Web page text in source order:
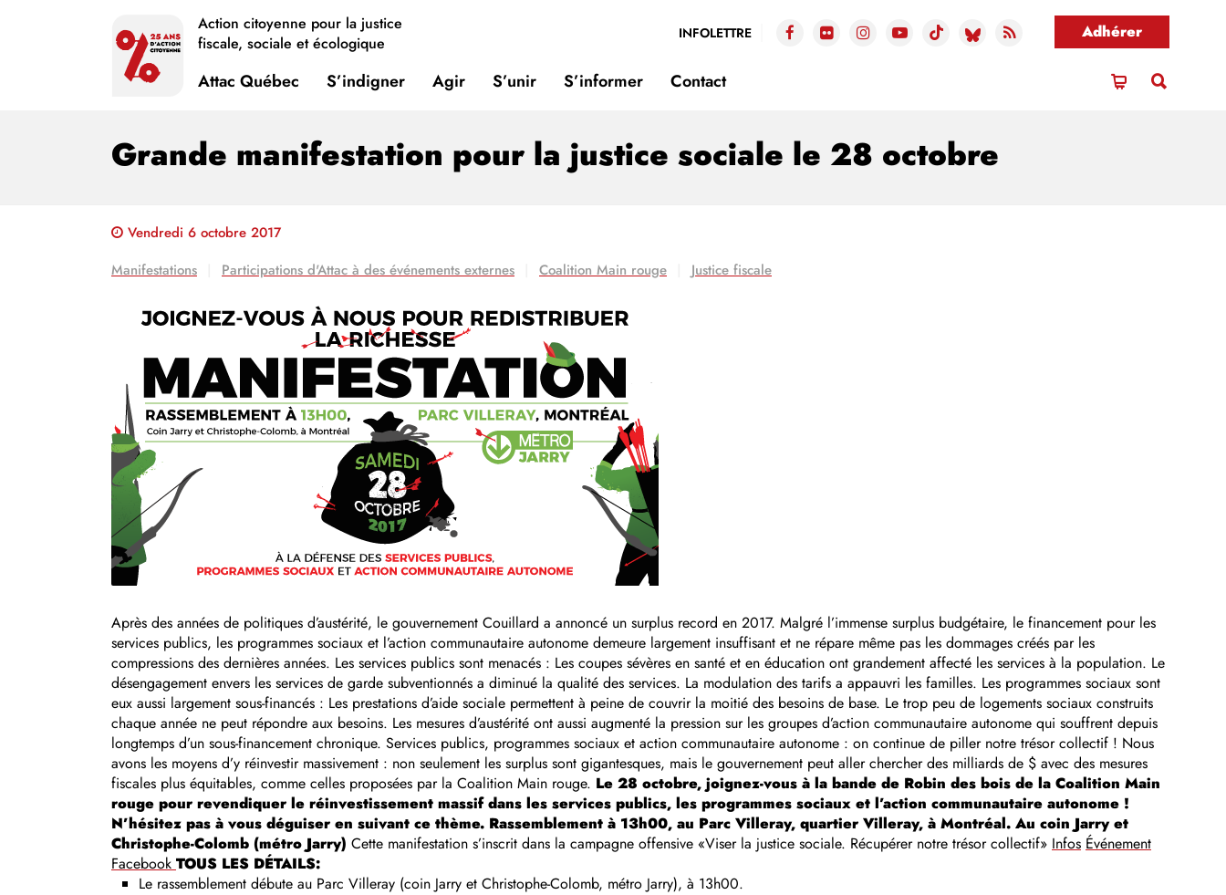
Action citoyenne pour la justice
fiscale, sociale et écologique
INFOLETTRE Adhérer
Attac Québec S’indigner Agir S’unir S’informer Contact
Grande manifestation pour la justice sociale le 28 octobre
Vendredi 6 octobre 2017
Manifestations
Participations d'Attac à des événements externes Coalition Main rouge Justice fiscale
Après des années de politiques d’austérité, le gouvernement Couillard a annoncé un surplus record en 2017. Malgré l’immense surplus budgétaire, le financement pour les
services publics, les programmes sociaux et l’action communautaire autonome demeure largement insuffisant et ne répare même pas les dommages créés par les
compressions des dernières années. Les services publics sont menacés : Les coupes sévères en santé et en éducation ont grandement affecté les services à la population. Le
désengagement envers les services de garde subventionnés a diminué la qualité des services. La modulation des tarifs a appauvri les familles. Les programmes sociaux sont
eux aussi largement sous-financés : Les prestations d’aide sociale permettent à peine de couvrir la moitié des besoins de base. Le trop peu de logements sociaux construits
chaque année ne peut répondre aux besoins. Les mesures d’austérité ont aussi augmenté la pression sur les groupes d’action communautaire autonome qui souffrent depuis
longtemps d’un sous-financement chronique. Services publics, programmes sociaux et action communautaire autonome : on continue de piller notre trésor collectif ! Nous
avons les moyens d’y réinvestir massivement : non seulement les surplus sont gigantesques, mais le gouvernement peut aller chercher des milliards de $ avec des mesures
fiscales plus équitables, comme celles proposées par la Coalition Main rouge. Le 28 octobre, joignez-vous à la bande de Robin des bois de la Coalition Main
rouge pour revendiquer le réinvestissement massif dans les services publics, les programmes sociaux et l’action communautaire autonome !
N’hésitez pas à vous déguiser en suivant ce thème. Rassemblement à 13h00, au Parc Villeray, quartier Villeray, à Montréal. Au coin Jarry et
Christophe-Colomb (métro Jarry) Cette manifestation s’inscrit dans la campagne offensive «Viser la justice sociale. Récupérer notre trésor collectif» Infos Événement
Facebook TOUS LES DÉTAILS:
Le rassemblement débute au Parc Villeray (coin Jarry et Christophe-Colomb, métro Jarry), à 13h00.